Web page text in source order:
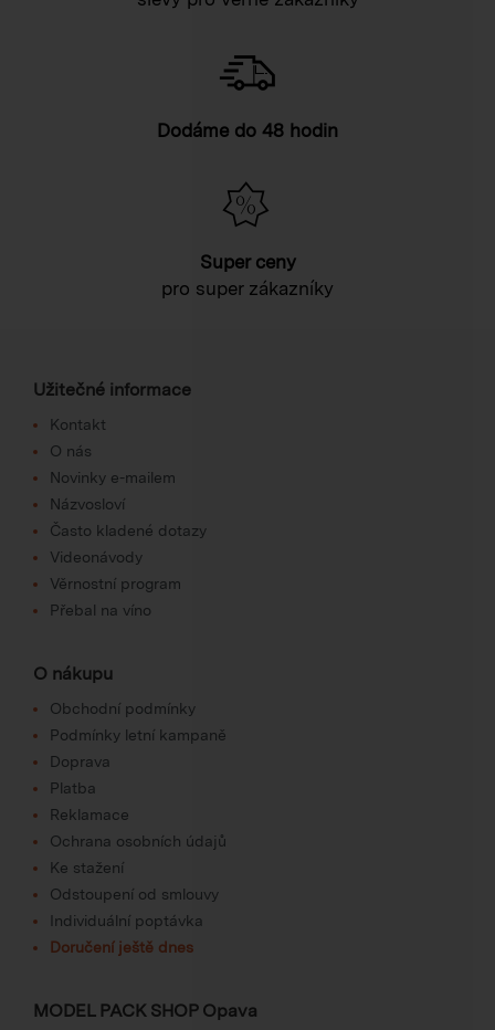
Dodáme do 48 hodin
Super ceny
pro super zákazníky
Užitečné informace
Kontakt
O nás
Novinky e-mailem
Názvosloví
Často kladené dotazy
Videonávody
Věrnostní program
Přebal na víno
O nákupu
Obchodní podmínky
Podmínky letní kampaně
Doprava
Platba
Reklamace
Ochrana osobních údajů
Ke stažení
Odstoupení od smlouvy
Individuální poptávka
Doručení ještě dnes
MODEL PACK SHOP Opava